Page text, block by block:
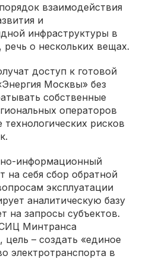
взаимодействия
и
инфраструктуры в
о нескольких вещах.
доступ к готовой
Москвы» без
собственные
операторов
рисков
информационный
на себя сбор обратной
эксплуатации
аналитическую базу
на запросы субъектов.
Минтранса
цель – создать «единое
электротранспорта в